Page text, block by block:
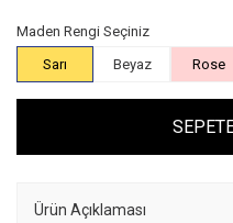
Maden Rengi Seçiniz
Sarı
Beyaz Rose
Ürün Açıklaması